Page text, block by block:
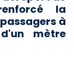
la
à
mètre